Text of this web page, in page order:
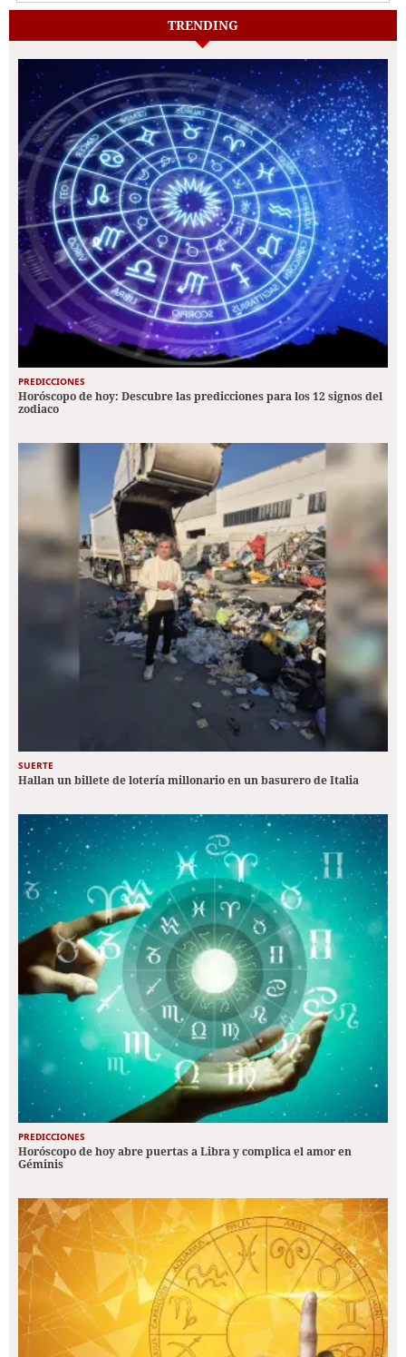
TRENDING
PREDICCIONES
Horóscopo de hoy: Descubre las predicciones para los 12 signos del
zodiaco
SUERTE
Hallan un billete de lotería millonario en un basurero de Italia
PREDICCIONES
Horóscopo de hoy abre puertas a Libra y complica el amor en
Géminis